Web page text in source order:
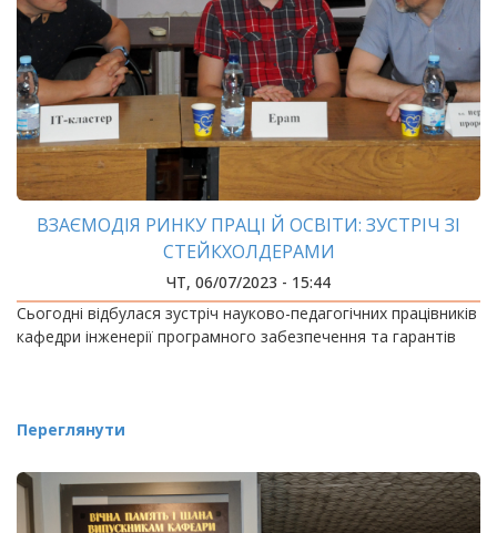
ВЗАЄМОДІЯ РИНКУ ПРАЦІ Й ОСВІТИ: ЗУСТРІЧ ЗІ
СТЕЙКХОЛДЕРАМИ
ЧТ, 06/07/2023 - 15:44
Сьогодні відбулася зустріч науково-педагогічних працівників
кафедри інженерії програмного забезпечення та гарантів
Переглянути